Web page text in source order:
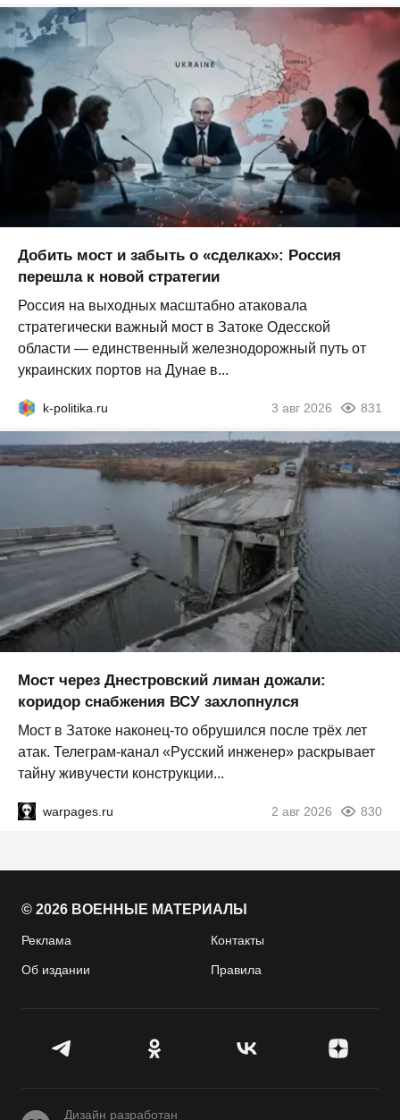
Добить мост и забыть о «сделках»: Россия
перешла к новой стратегии
Россия на выходных масштабно атаковала
стратегически важный мост в Затоке Одесской
области — единственный железнодорожный путь от
украинских портов на Дунае в...
k-politika.ru 3 авг 2026 831
Мост через Днестровский лиман дожали:
коридор снабжения ВСУ захлопнулся
Мост в Затоке наконец-то обрушился после трёх лет
атак. Телеграм-канал «Русский инженер» раскрывает
тайну живучести конструкции...
warpages.ru 2 авг 2026 830
© 2026 ВОЕННЫЕ МАТЕРИАЛЫ
Реклама Контакты
Об издании Правила